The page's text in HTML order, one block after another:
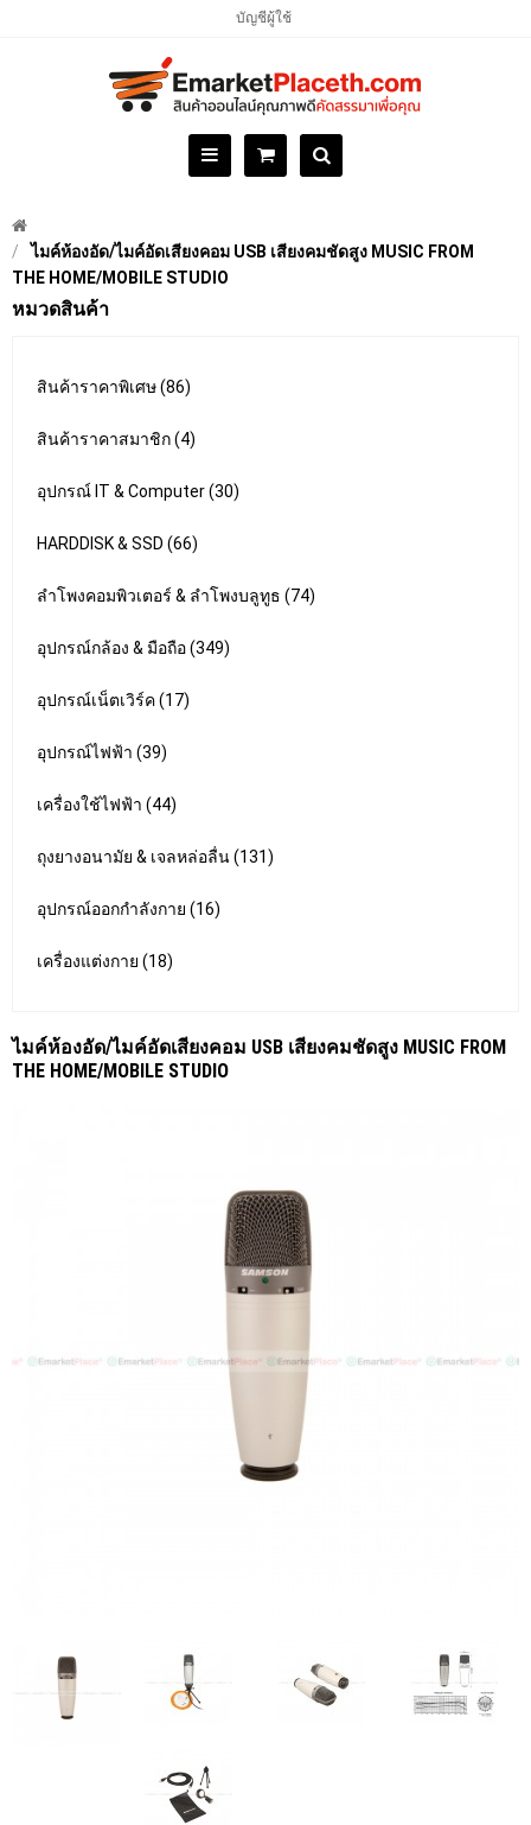
บัญชีผู้ใช้
ไมค์ห้องอัด/ไมค์อัดเสียงคอม USB เสียงคมชัดสูง MUSIC FROM
THE HOME/MOBILE STUDIO
หมวดสินค้า
สินค้าราคาพิเศษ (86)
สินค้าราคาสมาชิก (4)
อุปกรณ์ IT & Computer (30)
HARDDISK & SSD (66)
ลำโพงคอมพิวเตอร์ & ลำโพงบลูทูธ (74)
อุปกรณ์กล้อง & มือถือ (349)
อุปกรณ์เน็ตเวิร์ค (17)
อุปกรณ์ไฟฟ้า (39)
เครื่องใช้ไฟฟ้า (44)
ถุงยางอนามัย & เจลหล่อลื่น (131)
อุปกรณ์ออกกำลังกาย (16)
เครื่องแต่งกาย (18)
ไมค์ห้องอัด/ไมค์อัดเสียงคอม USB เสียงคมชัดสูง MUSIC FROM
THE HOME/MOBILE STUDIO